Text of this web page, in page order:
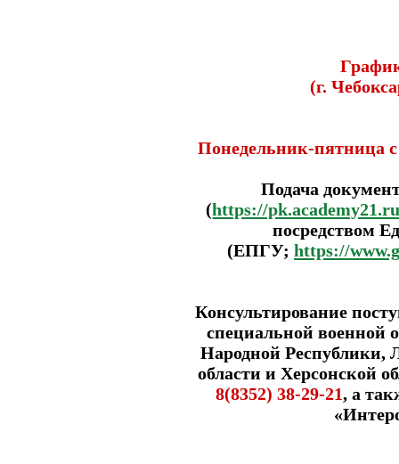
(г.
Понедельник-пятница с
Подача
(https://
посредством
(ЕПГУ; https://
Консультирование
специальной военной
Народной Республики,
области и Херсонской
8(8352) 38-29-21, а